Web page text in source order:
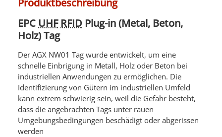
Produktbeschreibung
EPC UHF RFID Plug-in (Metal, Beton,
Holz) Tag
Der AGX NW01 Tag wurde entwickelt, um eine
schnelle Einbrigung in Metall, Holz oder Beton bei
industriellen Anwendungen zu ermöglichen. Die
Identifizierung von Gütern im industriellen Umfeld
kann extrem schwierig sein, weil die Gefahr besteht,
dass die angebrachten Tags unter rauen
Umgebungsbedingungen beschädigt oder abgerissen
werden